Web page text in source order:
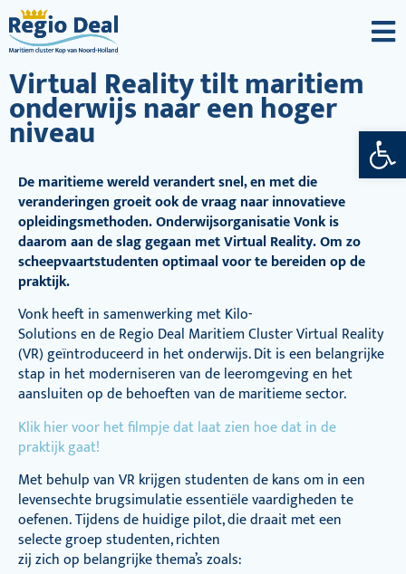
Virtual Reality tilt maritiem
onderwijs naar een hoger
niveau
De maritieme wereld verandert snel, en met die
veranderingen groeit ook de vraag naar innovatieve
opleidingsmethoden. Onderwijsorganisatie Vonk is
daarom aan de slag gegaan met Virtual Reality. Om zo
scheepvaartstudenten optimaal voor te bereiden op de
praktijk.
Vonk heeft in samenwerking met Kilo-
Solutions en de Regio Deal Maritiem Cluster Virtual Reality
(VR) geïntroduceerd in het onderwijs. Dit is een belangrijke
stap in het moderniseren van de leeromgeving en het
aansluiten op de behoeften van de maritieme sector.
Klik hier voor het filmpje dat laat zien hoe dat in de
praktijk gaat!
Met behulp van VR krijgen studenten de kans om in een
levensechte brugsimulatie essentiële vaardigheden te
oefenen. Tijdens de huidige pilot, die draait met een
selecte groep studenten, richten
zij zich op belangrijke thema’s zoals: